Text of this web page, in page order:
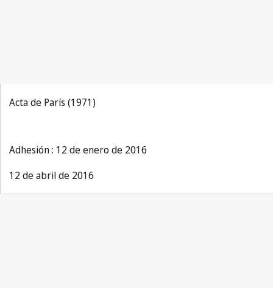
Acta de París (1971)
Adhesión : 12 de enero de 2016
12 de abril de 2016